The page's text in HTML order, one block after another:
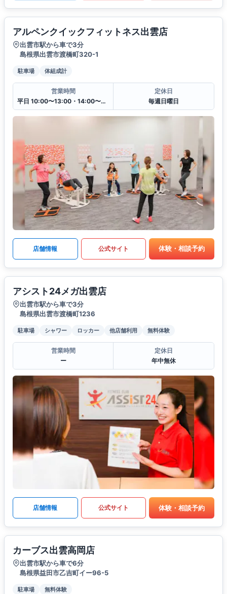
アルペンクイックフィットネス出雲店
出雲市駅から車で3分
島根県出雲市渡橋町320-1
駐車場 体組成計
営業時間
平日 10:00〜13:00・14:00〜20:00
定休日
毎週日曜日
店舗情報 公式サイト 体験・相談予約
アシスト24メガ出雲店
出雲市駅から車で3分
島根県出雲市渡橋町1236
駐車場 シャワー ロッカー 他店舗利用 無料体験
営業時間
ー
定休日
年中無休
店舗情報 公式サイト 体験・相談予約
カーブス出雲高岡店
出雲市駅から車で6分
島根県益田市乙吉町イー96-5
駐車場 無料体験